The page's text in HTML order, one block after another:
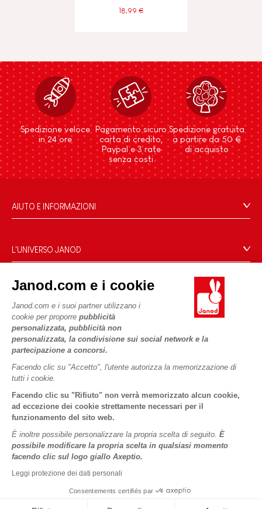
Janod.com e i cookie
Janod.com e i suoi partner utilizzano i
cookie per proporre pubblicità
personalizzata, pubblicità non
personalizzata, la condivisione sui social network e la
partecipazione a concorsi.
Facendo clic su "Accetto", l'utente autorizza la memorizzazione di
tutti i cookie.
Facendo clic su "Rifiuto" non verrà memorizzato alcun cookie,
ad eccezione dei cookie strettamente necessari per il
funzionamento del sito web.
È inoltre possibile personalizzare la propria scelta di seguito. È
possibile modificare la propria scelta in qualsiasi momento
facendo clic sul logo giallo Axeptio.
Leggi protezione dei dati personali
Consentements certifiés par
18,99 €
Spedizione veloce
in 24 ore
Pagamento sicuro
carta di credito,
Paypal e 3 rate
senza costi
Spedizione gratuita
a partire da 50 €
di acquisto
AIUTO E INFORMAZIONI
Domande Frequenti
Contatti
Negozi
Termini delle offerte
Dati personali
Cookies
Termini delle offerte
L'UNIVERSO JANOD
Le nostre attività
Impegni di RSI
Cos'è FSC®?
I NOSTRI SERVIZI
Pagamento
Acquista ora, paga dopo
Spedizione
Video
Regole di gioco e istruzioni
Pezzi staccati
Attività per bambini da scaricare
PROFESSIONALE
Contatti stampa
SEGUICI
Copyright © 2026 Janod - Tutti i diritti riservati -
legale